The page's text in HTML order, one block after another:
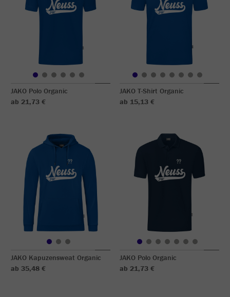
JAKO Polo Organic
ab 21,73 €
JAKO T-Shirt Organic
ab 15,13 €
JAKO Kapuzensweat Organic
ab 35,48 €
JAKO Polo Organic
ab 21,73 €